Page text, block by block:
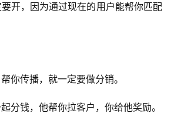
开，因为通过现在的用户能帮你匹配
你传播，就一定要做分销。
分钱，他帮你拉客户，你给他奖励。